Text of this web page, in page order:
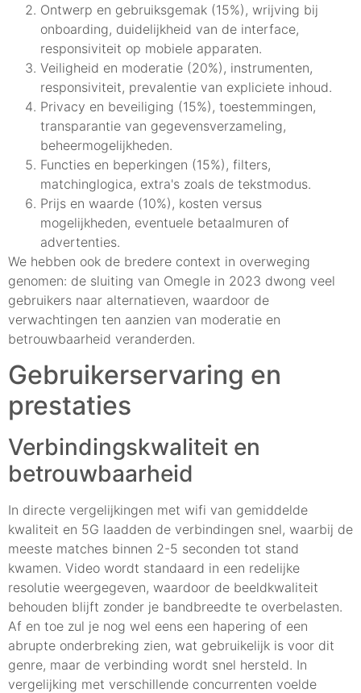
Ontwerp en gebruiksgemak (15%), wrijving bij
onboarding, duidelijkheid van de interface,
responsiviteit op mobiele apparaten.
Veiligheid en moderatie (20%), instrumenten,
responsiviteit, prevalentie van expliciete inhoud.
Privacy en beveiliging (15%), toestemmingen,
transparantie van gegevensverzameling,
beheermogelijkheden.
Functies en beperkingen (15%), filters,
matchinglogica, extra's zoals de tekstmodus.
Prijs en waarde (10%), kosten versus
mogelijkheden, eventuele betaalmuren of
advertenties.
We hebben ook de bredere context in overweging
genomen: de sluiting van Omegle in 2023 dwong veel
gebruikers naar alternatieven, waardoor de
verwachtingen ten aanzien van moderatie en
betrouwbaarheid veranderden.
Gebruikerservaring en
prestaties
Verbindingskwaliteit en
betrouwbaarheid
In directe vergelijkingen met wifi van gemiddelde
kwaliteit en 5G laadden de verbindingen snel, waarbij de
meeste matches binnen 2-5 seconden tot stand
kwamen. Video wordt standaard in een redelijke
resolutie weergegeven, waardoor de beeldkwaliteit
behouden blijft zonder je bandbreedte te overbelasten.
Af en toe zul je nog wel eens een hapering of een
abrupte onderbreking zien, wat gebruikelijk is voor dit
genre, maar de verbinding wordt snel hersteld. In
vergelijking met verschillende concurrenten voelde